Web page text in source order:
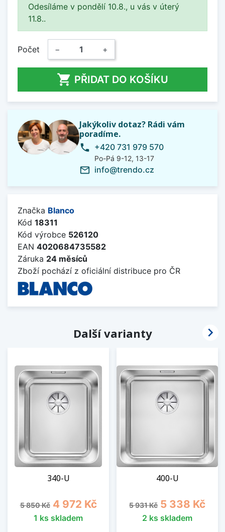
Odesíláme v pondělí 10.8., u vás v úterý
11.8..
Počet − +
 PŘIDAT DO KOŠÍKU
Jakýkoliv dotaz? Rádi vám
poradíme.
phone +420 731 979 570
Po-Pá 9-12, 13-17
mail_outline info@trendo.cz
Značka Blanco
Kód 18311
Kód výrobce 526120
EAN 4020684735582
Záruka 24 měsíců
Zboží pochází z oficiální distribuce pro ČR
Další varianty
340-U
Běžná cena
5 850 Kč Cena
4 972 Kč
1 ks skladem
400-U
Běžná cena
5 931 Kč Cena
5 338 Kč
2 ks skladem
